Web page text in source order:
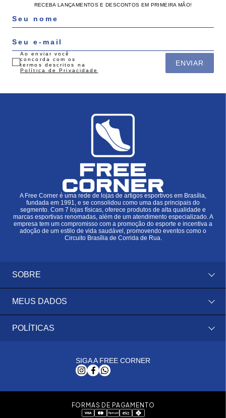
RECEBA LANÇAMENTOS E DESCONTOS EM PRIMEIRA MÃO!
ENVIAR
Ao enviar você
concorda com os
termos descritos na
Política de Privacidade
A Free Corner é uma rede de lojas de artigos esportivos em Brasília,
fundada em 1991, e se consolidou como uma das principais do
segmento. Com 7 lojas físicas, oferece produtos de alta qualidade e
marcas esportivas renomadas, além de um atendimento especializado. A
empresa tem um compromisso com a promoção do esporte e incentiva a
adoção de um estilo de vida saudável, promovendo eventos como o
Circuito Brasília de Corrida de Rua.
SOBRE
MEUS DADOS
POLÍTICAS
SIGA A FREE CORNER
FORMAS DE PAGAMENTO